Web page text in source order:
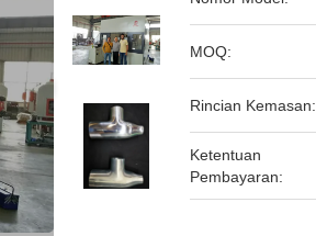
MOQ:
Rincian Kemasan:
Ketentuan
Pembayaran: